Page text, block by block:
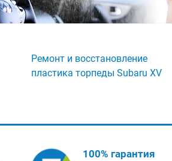
Ремонт и восстановление
пластика торпеды Subaru XV
100% гарантия